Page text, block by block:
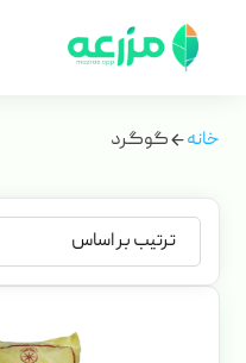
خانه گوگرد